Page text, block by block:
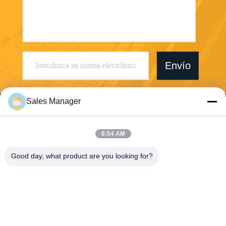
Envío
Co., Ltd
Sales Manager
6:54 AM
Good day, what product are you looking for?